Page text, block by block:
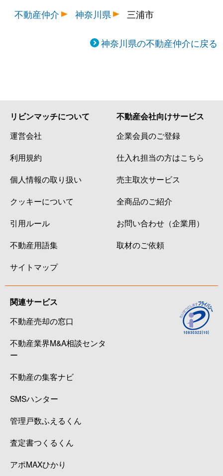
不動産仲介
神奈川県 三浦市
神奈川県の不動産仲介に戻る
リビンマッチについて
運営会社
利用規約
個人情報の取り扱い
クッキーについて
引用ルール
不動産用語集
サイトマップ
不動産会社向けサービス
企業会員のご登録
仕入れ担当の方はこちら
売主取次サービス
全商品のご紹介
お問い合わせ（企業用）
取材のご依頼
関連サービス
不動産売却の窓口
不動産業界M&A相談センタ
ー
不動産の集客ナビ
SMSハンター
管理戸数ふえるくん
査定書つくるくん
アポMAXひかり